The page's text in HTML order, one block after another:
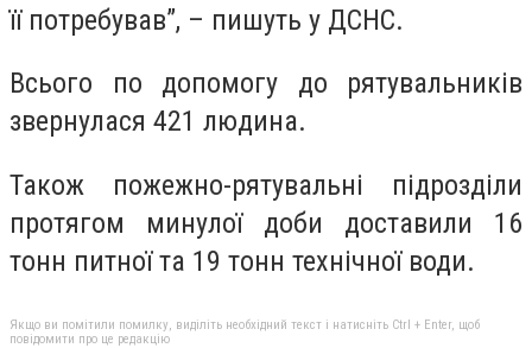
її потребував”, – пишуть у ДСНС.
Всього по допомогу до рятувальників
звернулася 421 людина.
Також пожежно-рятувальні підрозділи
протягом минулої доби доставили 16
тонн питної та 19 тонн технічної води.
Якщо ви помітили помилку, виділіть необхідний текст і натисніть Ctrl + Enter, щоб
повідомити про це редакцію